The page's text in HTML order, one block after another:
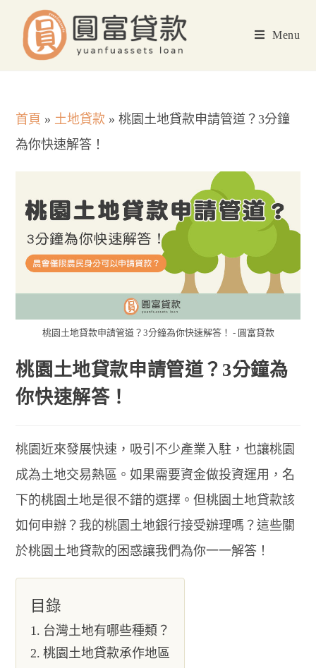
content
Menu
首頁 » 土地貸款 »桃園土地貸款申請管道？3分鐘
為你快速解答！
桃園土地貸款申請管道？3分鐘為你快速解答！ - 圓富貸款
桃園土地貸款申請管道？3分鐘為
你快速解答！
桃園近來發展快速，吸引不少產業入駐，也讓桃園
成為土地交易熱區。如果需要資金做投資運用，名
下的桃園土地是很不錯的選擇。但桃園土地貸款該
如何申辦？我的桃園土地銀行接受辦理嗎？這些關
於桃園土地貸款的困惑讓我們為你一一解答！
目錄
台灣土地有哪些種類？
桃園土地貸款承作地區